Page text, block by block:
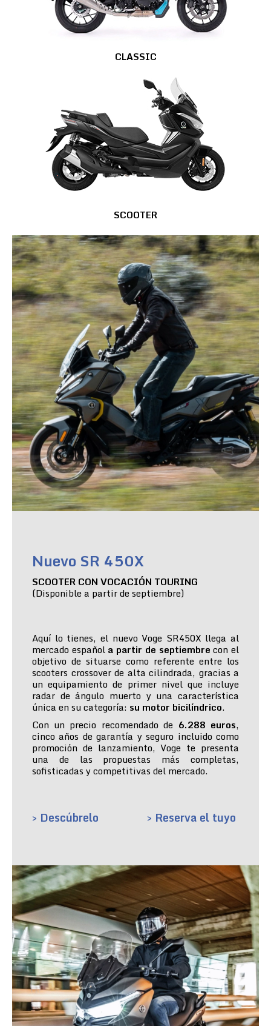
CLASSIC
SCOOTER
Nuevo SR 450X
SCOOTER CON VOCACIÓN TOURING
(Disponible a partir de septiembre)
Aquí lo tienes, el nuevo Voge SR450X llega al
mercado español a partir de septiembre con el
objetivo de situarse como referente entre los
scooters crossover de alta cilindrada, gracias a
un equipamiento de primer nivel que incluye
radar de ángulo muerto y una característica
única en su categoría: su motor bicilíndrico.
Con un precio recomendado de 6.288 euros,
cinco años de garantía y seguro incluido como
promoción de lanzamiento, Voge te presenta
una de las propuestas más completas,
sofisticadas y competitivas del mercado.
> Descúbrelo > Reserva el tuyo